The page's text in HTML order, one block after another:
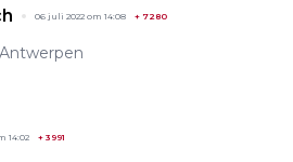
06 juli 2022 om 14:08 + 7280
14:02 + 3991